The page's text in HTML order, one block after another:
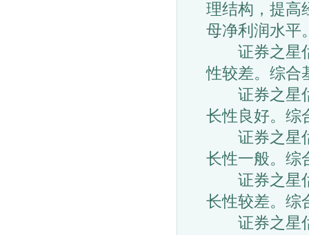
理结构，提高
母净利润水平
证券之星估
性较差。综合
证券之星估
长性良好。综
证券之星估
长性一般。综
证券之星估
长性较差。综
证券之星估